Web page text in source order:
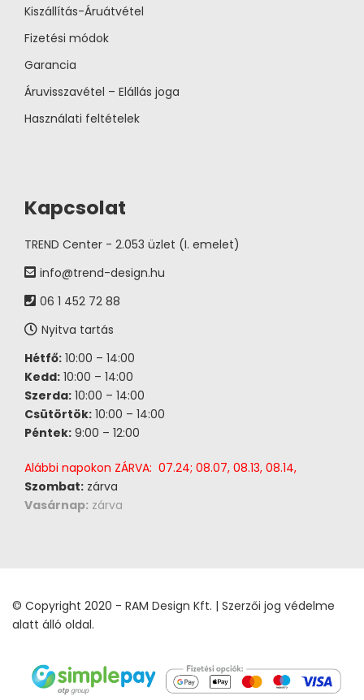
Kiszállítás-Áruátvétel
Fizetési módok
Garancia
Áruvisszavétel – Elállás joga
Használati feltételek
Kapcsolat
TREND Center - 2.053 üzlet (I. emelet)
info@trend-design.hu
06 1 452 72 88
Nyitva tartás
Hétfő: 10:00 – 14:00
Kedd: 10:00 – 14:00
Szerda: 10:00 – 14:00
Csütörtök: 10:00 – 14:00
Péntek: 9:00 – 12:00
Alábbi napokon ZÁRVA: 07.24; 08.07, 08.13, 08.14,
Szombat: zárva
Vasárnap: zárva
© Copyright 2020 - RAM Design Kft. | Szerzői jog védelme
alatt álló oldal.